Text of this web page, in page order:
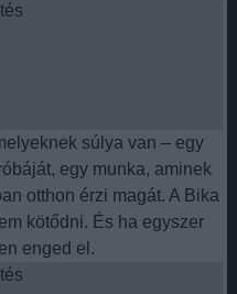
súlya van – egy
egy munka, aminek
otthon érzi magát. A Bika
kötődni. És ha egyszer
enged el.